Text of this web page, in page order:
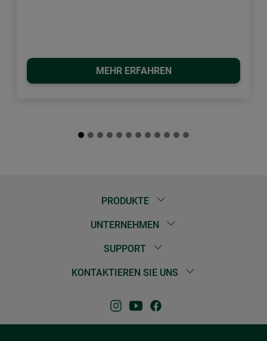
MEHR ERFAHREN
PRODUKTE
UNTERNEHMEN
SUPPORT
KONTAKTIEREN SIE UNS